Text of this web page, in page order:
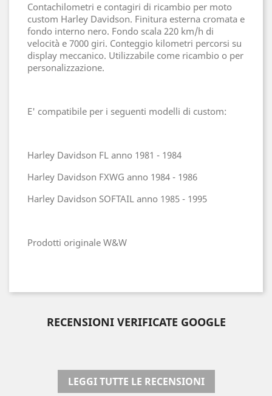
Contachilometri e contagiri di ricambio per moto
custom Harley Davidson. Finitura esterna cromata e
fondo interno nero. Fondo scala 220 km/h di
velocità e 7000 giri. Conteggio kilometri percorsi su
display meccanico. Utilizzabile come ricambio o per
personalizzazione.
E' compatibile per i seguenti modelli di custom:
Harley Davidson FL anno 1981 - 1984
Harley Davidson FXWG anno 1984 - 1986
Harley Davidson SOFTAIL anno 1985 - 1995
Prodotti originale W&W
RECENSIONI VERIFICATE GOOGLE
LEGGI TUTTE LE RECENSIONI